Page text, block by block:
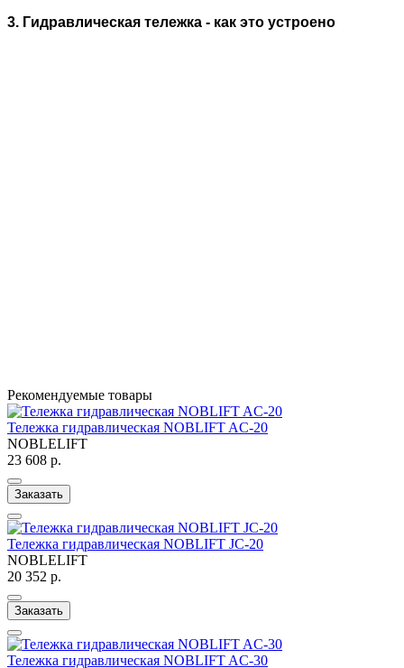
3. Гидравлическая тележка - как это устроено
Рекомендуемые товары
Тележка гидравлическая NOBLIFT AC-20
NOBLELIFT
23 608 р.
Заказать
Тележка гидравлическая NOBLIFT JC-20
NOBLELIFT
20 352 р.
Заказать
Тележка гидравлическая NOBLIFT AC-30